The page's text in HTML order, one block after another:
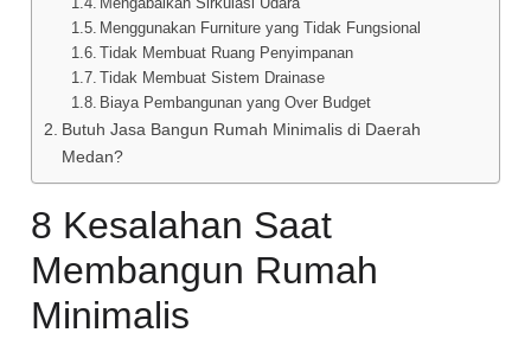
Menggunakan Furniture yang Tidak Fungsional
Tidak Membuat Ruang Penyimpanan
Tidak Membuat Sistem Drainase
Biaya Pembangunan yang Over Budget
Butuh Jasa Bangun Rumah Minimalis di Daerah
Medan?
8 Kesalahan Saat
Membangun Rumah
Minimalis